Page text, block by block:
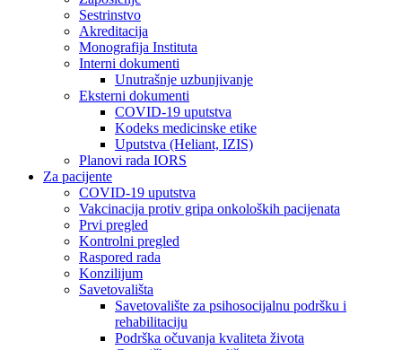
Sestrinstvo
Akreditacija
Monografija Instituta
Interni dokumenti
Unutrašnje uzbunjivanje
Eksterni dokumenti
COVID-19 uputstva
Kodeks medicinske etike
Uputstva (Heliant, IZIS)
Planovi rada IORS
Za pacijente
COVID-19 uputstva
Vakcinacija protiv gripa onkoloških pacijenata
Prvi pregled
Kontrolni pregled
Raspored rada
Konzilijum
Savetovališta
Savetovalište za psihosocijalnu podršku i
rehabilitaciju
Podrška očuvanja kvaliteta života